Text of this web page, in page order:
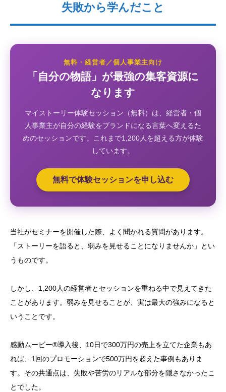
失敗から学んだこと
無料・経営者／個人事業主向け
「自分の物語」が最強の集客資源に
なります
マイストーリー体験セッション（無料）は、経営者・個
人事業主が自分の経験をブランドになる言葉へ変えるた
めのセッションです。これまで1,200人を超える方が体験
しています。
無料で体験セッションを申し込む
当社がセミナーを開催した際、よく聞かれる質問があります。
「ストーリーを語ると、弱みを見せることになりませんか」とい
うものです。
しかし、1,200人の経営者とセッションを重ねる中で見えてきた
ことがあります。弱みを見せることが、実は最大の強みになると
いうことです。
感動ムービー®導入後、10日で300万円の売上を立てた企業もあ
れば、1回のプロモーションで500万円を超えた事例もありま
す。その共通点は、失敗や苦労のリアルな部分を隠さなかったこ
とでした。